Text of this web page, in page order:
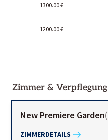
1300.00 €
1200.00 €
01-02
Zimmer & Verpflegung
New Premiere Garden(
ZIMMERDETAILS